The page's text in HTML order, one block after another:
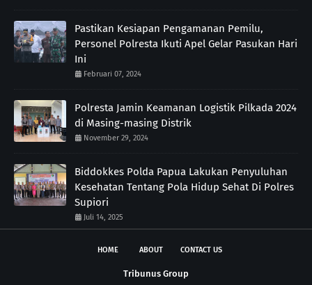
Pastikan Kesiapan Pengamanan Pemilu,
Personel Polresta Ikuti Apel Gelar Pasukan Hari
Ini
Februari 07, 2024
Polresta Jamin Keamanan Logistik Pilkada 2024
di Masing-masing Distrik
November 29, 2024
Biddokkes Polda Papua Lakukan Penyuluhan
Kesehatan Tentang Pola Hidup Sehat Di Polres
Supiori
Juli 14, 2025
HOME ABOUT CONTACT US
Tribunus Group